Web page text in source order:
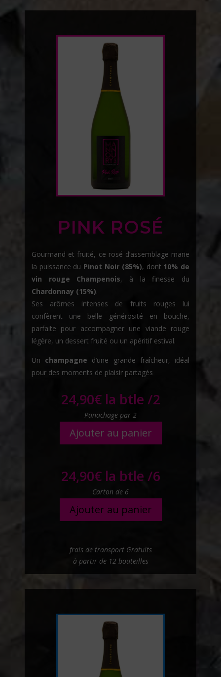
PINK ROSÉ
Gourmand et fruité, ce rosé d’assemblage marie
la puissance du Pinot Noir (85%), dont 10% de
vin rouge Champenois, à la finesse du
Chardonnay (15%).
Ses arômes intenses de fruits rouges lui
confèrent une belle générosité en bouche,
parfaite pour accompagner une viande rouge
légère, un dessert fruité ou un apéritif estival.
Un champagne d’une grande fraîcheur, idéal
pour des moments de plaisir partagés
24,90€ la btle /2
Panachage par 2
Ajouter au panier
24,90€ la btle /6
Carton de 6
Ajouter au panier
frais de transport Gratuits
à partir de 12 bouteilles